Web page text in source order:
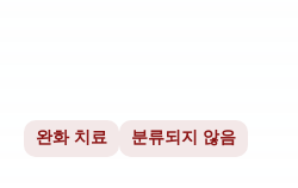
완화 치료 분류되지 않음